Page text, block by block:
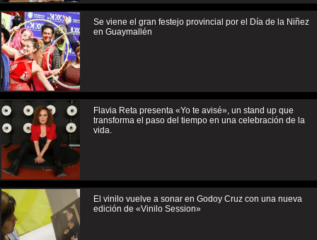
Se viene el gran festejo provincial por el Día de la Niñez
en Guaymallén
Flavia Reta presenta «Yo te avisé», un stand up que
transforma el paso del tiempo en una celebración de la
vida.
El vinilo vuelve a sonar en Godoy Cruz con una nueva
edición de «Vinilo Session»